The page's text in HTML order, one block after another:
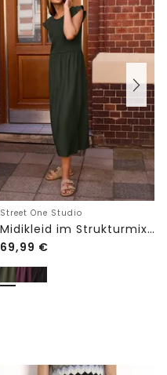
Street One Studio
Midikleid im Strukturmix mit Rundhals
69,99 €